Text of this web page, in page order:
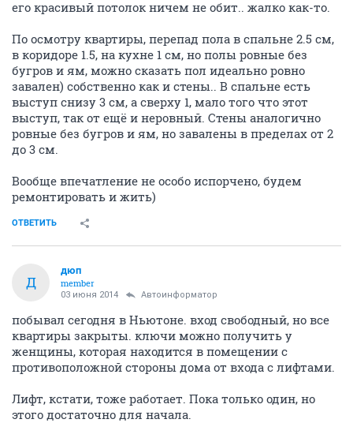
его красивый потолок ничем не обит.. жалко как-то.
По осмотру квартиры, перепад пола в спальне 2.5 см,
в коридоре 1.5, на кухне 1 см, но полы ровные без
бугров и ям, можно сказать пол идеально ровно
завален) собственно как и стены.. В спальне есть
выступ снизу 3 см, а сверху 1, мало того что этот
выступ, так от ещё и неровный. Стены аналогично
ровные без бугров и ям, но завалены в пределах от 2
до 3 см.
Вообще впечатление не особо испорчено, будем
ремонтировать и жить)
ОТВЕТИТЬ
Д
дюп
member
03 июня 2014 Автоинформатор
побывал сегодня в Ньютоне. вход свободный, но все
квартиры закрыты. ключи можно получить у
женщины, которая находится в помещении с
противоположной стороны дома от входа с лифтами.
Лифт, кстати, тоже работает. Пока только один, но
этого достаточно для начала.